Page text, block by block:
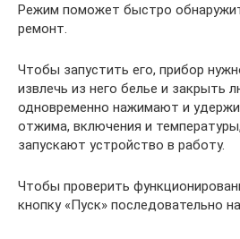
Режим поможет быстро
ремонт.
Чтобы запустить его, прибор
извлечь из него белье и закрыть
одновременно нажимают и
отжима, включения и
запускают устройство в работу.
Чтобы проверить
кнопку «Пуск» последовательно